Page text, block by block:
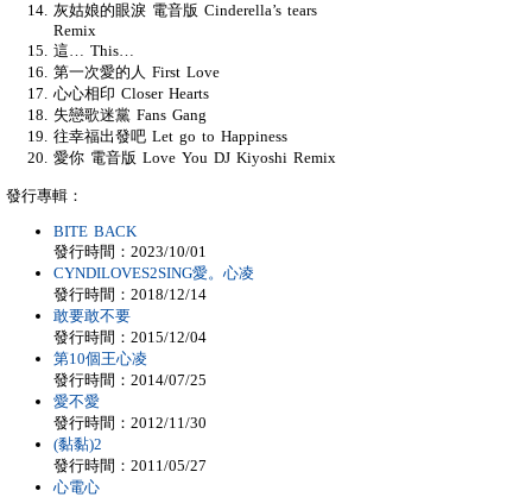
灰姑娘的眼淚 電音版 Cinderella’s tears
Remix
這… This…
第一次愛的人 First Love
心心相印 Closer Hearts
失戀歌迷黨 Fans Gang
往幸福出發吧 Let go to Happiness
愛你 電音版 Love You DJ Kiyoshi Remix
發行專輯：
BITE BACK
發行時間：2023/10/01
CYNDILOVES2SING愛。心凌
發行時間：2018/12/14
敢要敢不要
發行時間：2015/12/04
第10個王心凌
發行時間：2014/07/25
愛不愛
發行時間：2012/11/30
(黏黏)2
發行時間：2011/05/27
心電心